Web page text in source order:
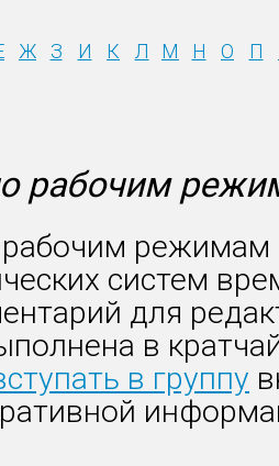
Ж З И К Л М Н О П
рабочим
режимам
систем
для
в
в группу